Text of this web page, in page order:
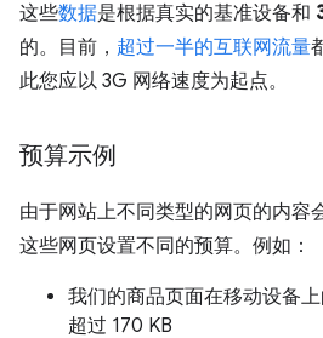
这些数据是根据真实的基准设备和
的。目前， 超过一半的互联网流量
此您应以 3G 网络速度为起点。
预算示例
由于网站上不同类型的网页的内容
这些网页设置不同的预算。例如：
我们的商品页面在移动设备
超过 170 KB